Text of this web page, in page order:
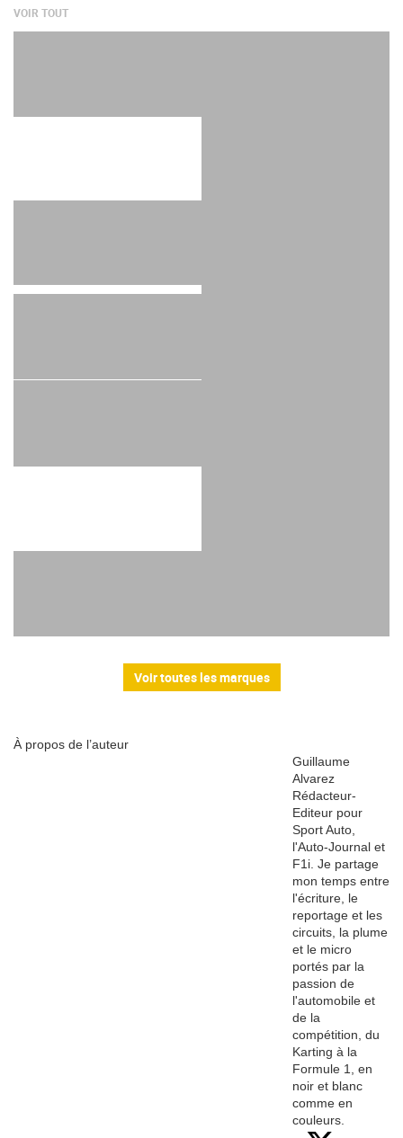
VOIR TOUT
Voir toutes les marques
À propos de l’auteur
Guillaume
Alvarez
Rédacteur-
Editeur pour
Sport Auto,
l'Auto-Journal et
F1i. Je partage
mon temps entre
l'écriture, le
reportage et les
circuits, la plume
et le micro
portés par la
passion de
l'automobile et
de la
compétition, du
Karting à la
Formule 1, en
noir et blanc
comme en
couleurs.